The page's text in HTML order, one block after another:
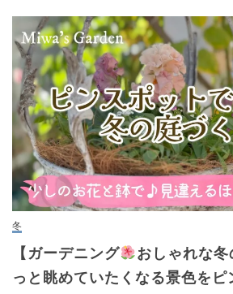
冬
【ガーデニング
おしゃれな
っと眺めていたくなる景色を